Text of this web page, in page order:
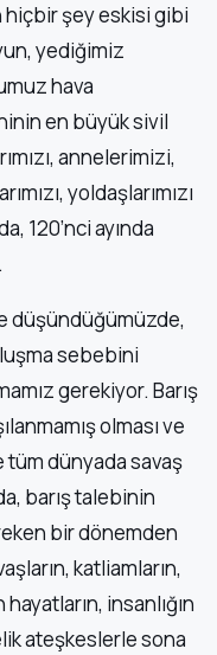
hiçbir şey eskisi gibi
yediğimiz
hava
en büyük sivil
annelerimizi,
yoldaşlarımızı
120’nci ayında
düşündüğümüzde,
sebebini
gerekiyor. Barış
olması ve
dünyada savaş
barış talebinin
bir dönemden
katliamların,
insanlığın
ateşkeslerle sona